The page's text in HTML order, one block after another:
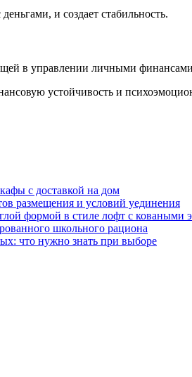
и создает стабильность.
в управлении личными
устойчивость и
с доставкой на дом
размещения и условий уединения
формой в стиле лофт с коваными
школьного рациона
что нужно знать при выборе